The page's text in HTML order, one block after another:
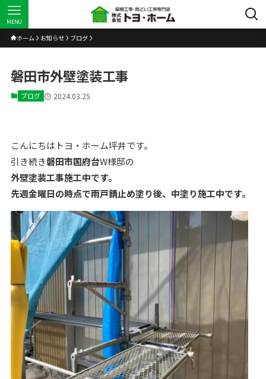
MENU
ホーム お知らせ ブログ
磐田市外壁塗装工事
ブログ 2024.03.25
こんにちはトヨ・ホーム坪井です。
引き続き磐田市国府台W様邸の
外壁塗装工事施工中です。
先週金曜日の時点で雨戸錆止め塗り後、中塗り施工中です。